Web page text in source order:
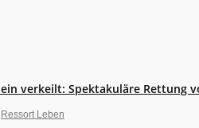
verkeilt: Spektakuläre Rettung
Ressort Leben